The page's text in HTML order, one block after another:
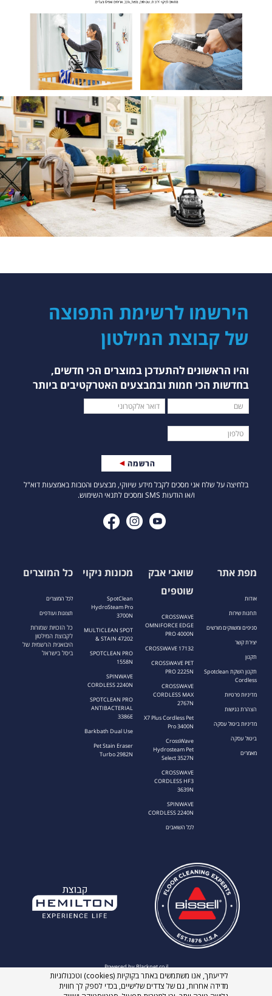
הירשמו לרשימת התפוצה
של קבוצת המילטון
והיו הראשונים להתעדכן במוצרים הכי חדשים,
בחדשות הכי חמות ובמבצעים האטרקטיבים ביותר
הטופס מאפשר הרשמה לעדכונים. יש להזין דוא"ל תקין.
בלחיצה על שלח אני מסכים לקבל מידע שיווקי, מבצעים והטבות באמצעות דוא"ל
ו/או הודעות SMS ומסכים לתנאי השימוש.
מפת אתר
אודות
תחנות שירות
סניפים ומשווקים מורשים
יצירת קשר
תקנון
תקנון השקת Spotclean
Cordless
מדיניות פרטיות
הצהרת נגישות
מדיניות ביטול עסקה
ביטול עסקה
מאמרים
שואבי אבק
שוטפים
CROSSWAVE
OMNIFORCE EDGE
PRO 4000N
CROSSWAVE 17132
CROSSWAVE PET
PRO 2225N
CROSSWAVE
CORDLESS MAX
2767N
X7 Plus Cordless Pet
Pro 3400N
CrossWave
Hydrosteam Pet
Select 3527N
CROSSWAVE
CORDLESS HF3
3639N
SPINWAVE
CORDLESS 2240N
לכל השואבים
מכונות ניקוי
SpotClean
HydroSteam Pro
3700N
MULTICLEAN SPOT
& STAIN 47202
SPOTCLEAN PRO
1558N
SPINWAVE
CORDLESS 2240N
SPOTCLEAN PRO
ANTIBACTERIAL
3386E
Barkbath Dual Use
Pet Stain Eraser
Turbo 2982N
כל המוצרים
לכל המוצרים
תצוגות ועודפים
כל הזכויות שמורות
לקבוצת המילטון
היבואנית הרשמית של
ביסל בישראל
Powered by Blacknet.co.il
לידיעתך, אנו משתמשים באתר בקוקיות (cookies) וטכנולוגיות
מדידה אחרות, גם של צדדים שלישיים, בכדי לספק לך חווית